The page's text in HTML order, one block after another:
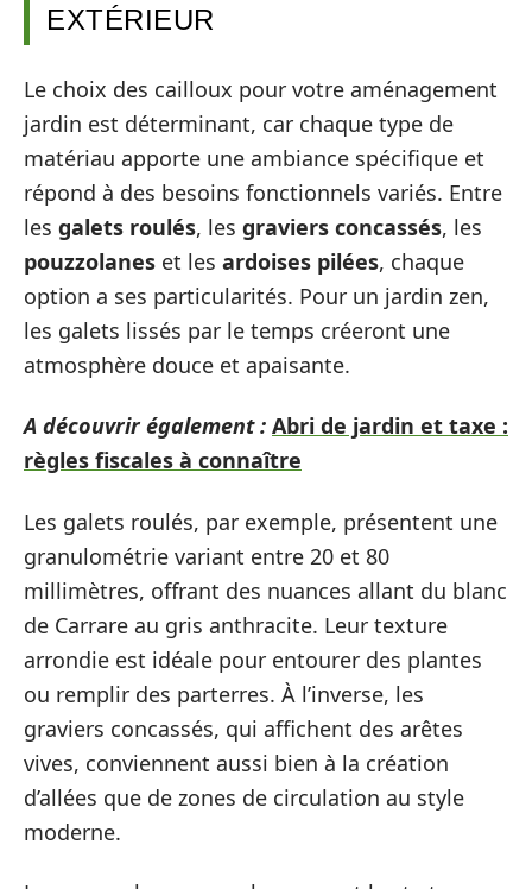
EXTÉRIEUR
Le choix des cailloux pour votre aménagement
jardin est déterminant, car chaque type de
matériau apporte une ambiance spécifique et
répond à des besoins fonctionnels variés. Entre
les galets roulés, les graviers concassés, les
pouzzolanes et les ardoises pilées, chaque
option a ses particularités. Pour un jardin zen,
les galets lissés par le temps créeront une
atmosphère douce et apaisante.
A découvrir également : Abri de jardin et taxe :
règles fiscales à connaître
Les galets roulés, par exemple, présentent une
granulométrie variant entre 20 et 80
millimètres, offrant des nuances allant du blanc
de Carrare au gris anthracite. Leur texture
arrondie est idéale pour entourer des plantes
ou remplir des parterres. À l’inverse, les
graviers concassés, qui affichent des arêtes
vives, conviennent aussi bien à la création
d’allées que de zones de circulation au style
moderne.